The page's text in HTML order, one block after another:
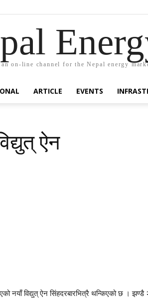
on-line channel for the Nepal energy
ARTICLE EVENTS
ऐन
नयाँ विद्युत् ऐन सिंहदरबारभित्रै थन्किएको छ ।